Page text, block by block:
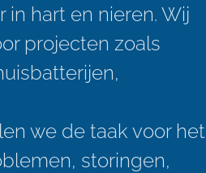
in hart en nieren. Wij
projecten zoals
we de taak voor het
storingen,